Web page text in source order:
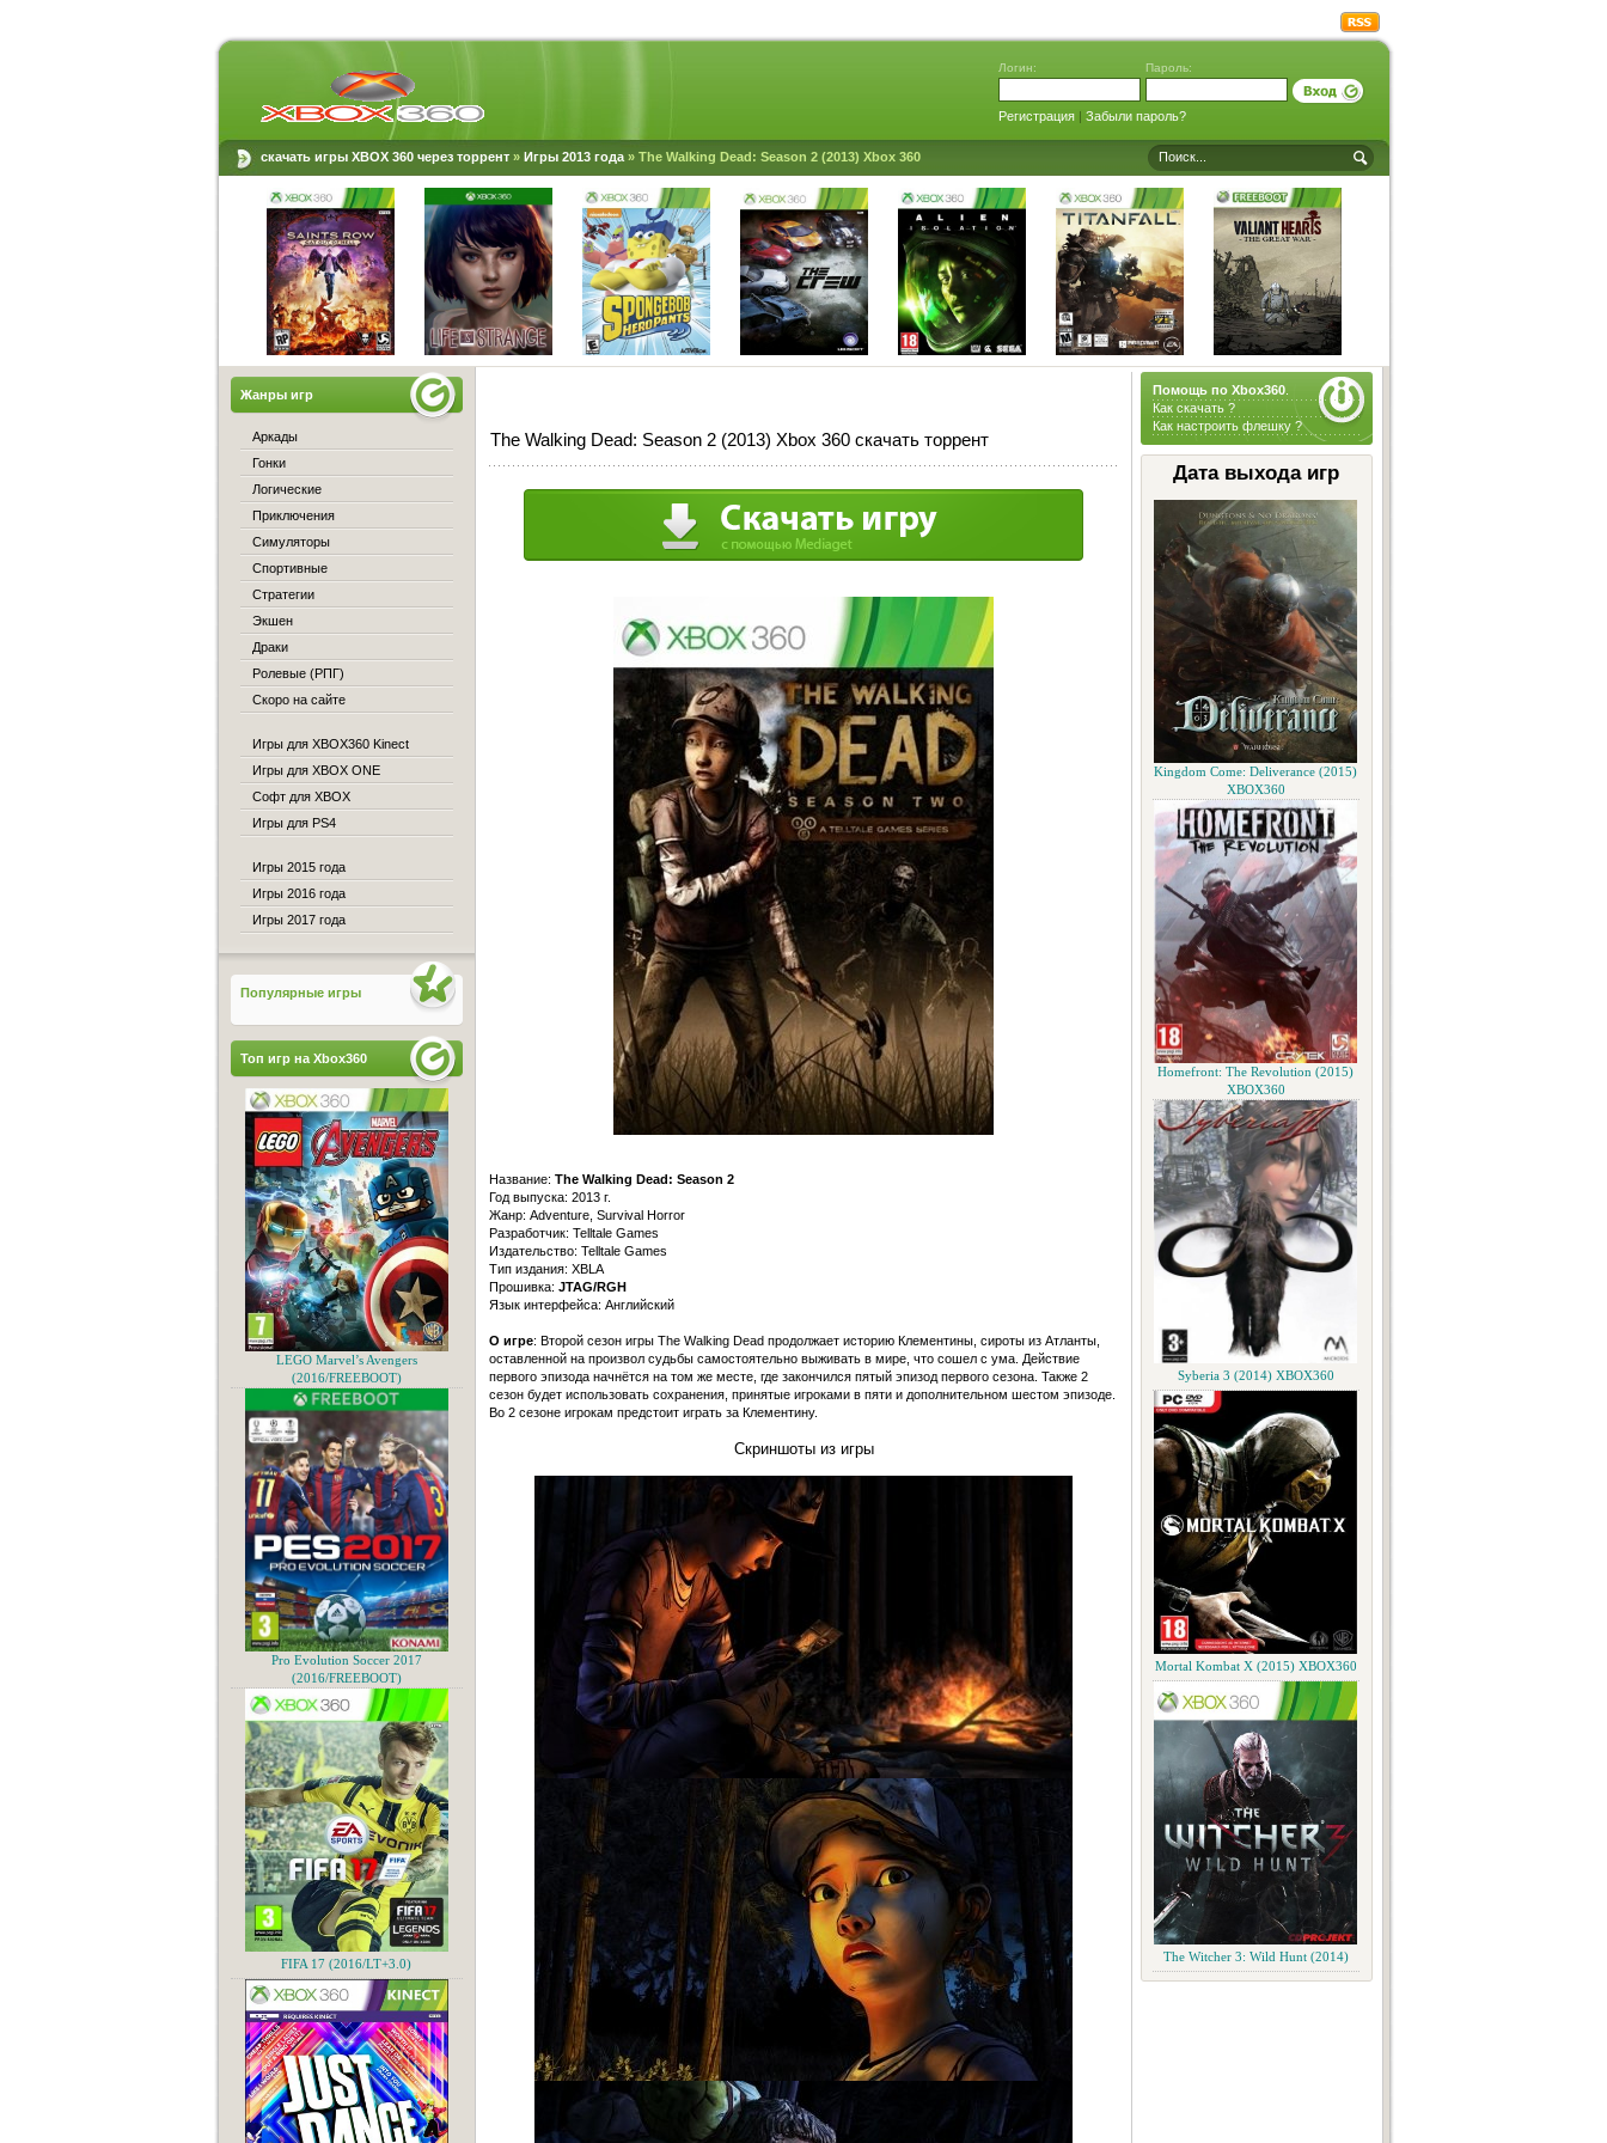
Логин: Пароль:
Регистрация| Забыли пароль?
скачать игры XBOX 360 через торрент» Игры 2013 года» The Walking Dead: Season 2 (2013) Xbox 360
Помощь по Xbox360.
Как скачать ?
Как настроить флешку ?
Дата выхода игр
Kingdom Come: Deliverance (2015)
XBOX360
Homefront: The Revolution (2015)
XBOX360
Syberia 3 (2014) XBOX360
Mortal Kombat X (2015) XBOX360
The Witcher 3: Wild Hunt (2014)
The Walking Dead: Season 2 (2013) Xbox 360 скачать торрент
Название: The Walking Dead: Season 2
Год выпуска: 2013 г.
Жанр: Adventure, Survival Horror
Разработчик: Telltale Games
Издательство: Telltale Games
Тип издания: XBLA
Прошивка: JTAG/RGH
Язык интерфейса: Английский
О игре: Второй сезон игры The Walking Dead продолжает историю Клементины, сироты из Атланты,
оставленной на произвол судьбы самостоятельно выживать в мире, что сошел с ума. Действие
первого эпизода начнётся на том же месте, где закончился пятый эпизод первого сезона. Также 2
сезон будет использовать сохранения, принятые игроками в пяти и дополнительном шестом эпизоде.
Во 2 сезоне игрокам предстоит играть за Клементину.
Скриншоты из игры
Жанры игр
Аркады
Гонки
Логические
Приключения
Симуляторы
Спортивные
Стратегии
Экшен
Драки
Ролевые (РПГ)
Скоро на сайте
Игры для XBOX360 Kinect
Игры для XBOX ONE
Софт для XBOX
Игры для PS4
Игры 2015 года
Игры 2016 года
Игры 2017 года
Популярные игры
Топ игр на Xbox360
LEGO Marvel’s Avengers
(2016/FREEBOOT)
Pro Evolution Soccer 2017
(2016/FREEBOOT)
FIFA 17 (2016/LT+3.0)